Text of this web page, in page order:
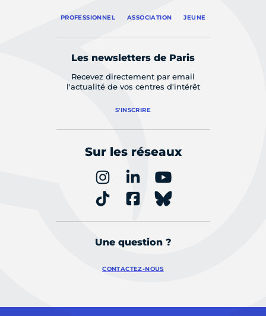
PROFESSIONNEL ASSOCIATION JEUNE
Les newsletters de Paris
Recevez directement par email
l'actualité de vos centres d'intérêt
S'INSCRIRE
Sur les réseaux
Une question ?
CONTACTEZ-NOUS